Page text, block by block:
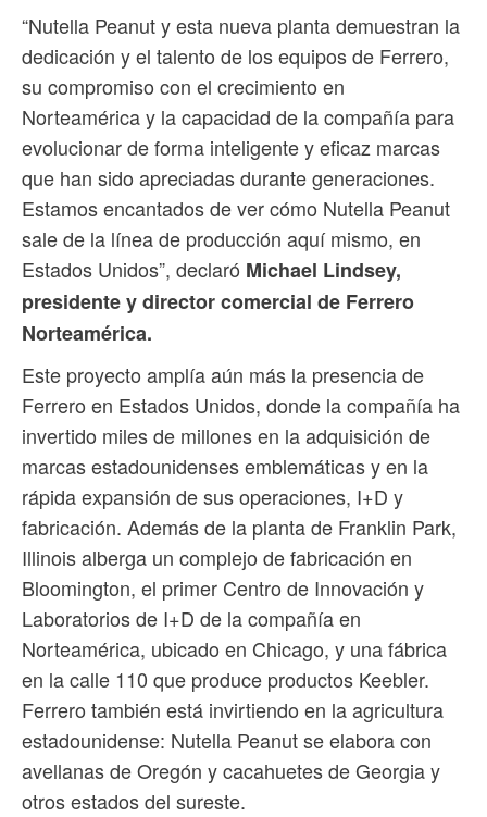
“Nutella Peanut y esta nueva planta demuestran la
dedicación y el talento de los equipos de Ferrero,
su compromiso con el crecimiento en
Norteamérica y la capacidad de la compañía para
evolucionar de forma inteligente y eficaz marcas
que han sido apreciadas durante generaciones.
Estamos encantados de ver cómo Nutella Peanut
sale de la línea de producción aquí mismo, en
Estados Unidos”, declaró Michael Lindsey,
presidente y director comercial de Ferrero
Norteamérica.
Este proyecto amplía aún más la presencia de
Ferrero en Estados Unidos, donde la compañía ha
invertido miles de millones en la adquisición de
marcas estadounidenses emblemáticas y en la
rápida expansión de sus operaciones, I+D y
fabricación. Además de la planta de Franklin Park,
Illinois alberga un complejo de fabricación en
Bloomington, el primer Centro de Innovación y
Laboratorios de I+D de la compañía en
Norteamérica, ubicado en Chicago, y una fábrica
en la calle 110 que produce productos Keebler.
Ferrero también está invirtiendo en la agricultura
estadounidense: Nutella Peanut se elabora con
avellanas de Oregón y cacahuetes de Georgia y
otros estados del sureste.